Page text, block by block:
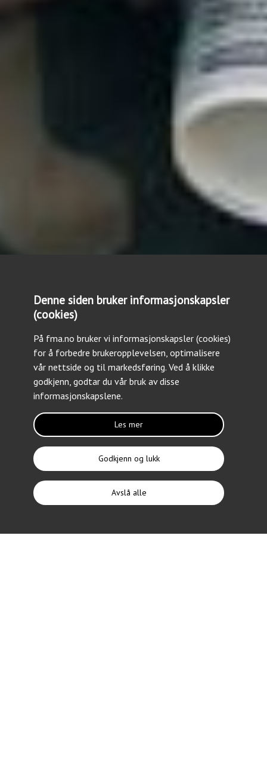
Denne siden bruker informasjonskapsler
(cookies)
På fma.no bruker vi informasjonskapsler (cookies)
for å forbedre brukeropplevelsen, optimalisere
vår nettside og til markedsføring. Ved å klikke
godkjenn, godtar du vår bruk av disse
informasjonskapslene.
Les mer
Godkjenn og lukk
Avslå alle